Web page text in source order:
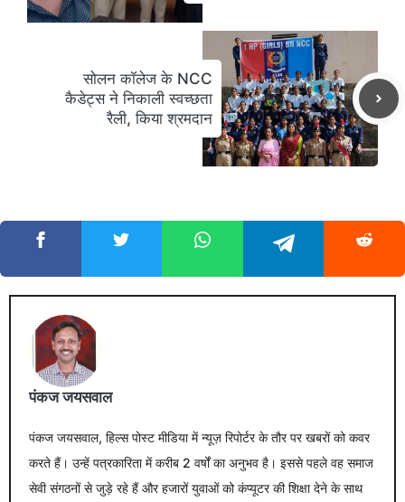
सोलन कॉलेज के NCC
कैडेट्स ने निकाली स्वच्छता
रैली, किया श्रमदान
पंकज जयसवाल
पंकज जयसवाल, हिल्स पोस्ट मीडिया में न्यूज़ रिपोर्टर के तौर पर खबरों को कवर
करते हैं। उन्हें पत्रकारिता में करीब 2 वर्षों का अनुभव है। इससे पहले वह समाज
सेवी संगठनों से जुड़े रहे हैं और हजारों युवाओं को कंप्यूटर की शिक्षा देने के साथ